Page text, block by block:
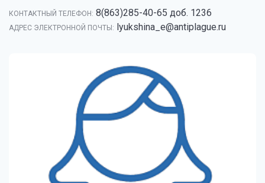
КОНТАКТНЫЙ ТЕЛЕФОН: 8(863)285-40-65 доб. 1236
АДРЕС ЭЛЕКТРОННОЙ ПОЧТЫ: lyukshina_e@antiplague.ru